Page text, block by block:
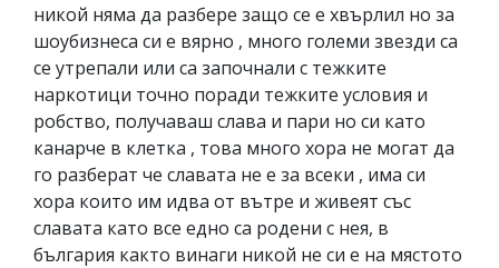
никой няма да разбере защо се е хвърлил но за
шоубизнеса си е вярно , много големи звезди са
се утрепали или са започнали с тежките
наркотици точно поради тежките условия и
робство, получаваш слава и пари но си като
канарче в клетка , това много хора не могат да
го разберат че славата не е за всеки , има си
хора които им идва от вътре и живеят със
славата като все едно са родени с нея, в
българия както винаги никой не си е на мястото